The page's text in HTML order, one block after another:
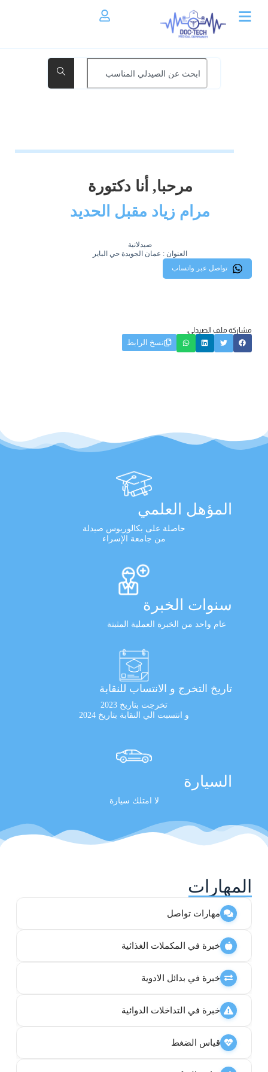
مرحبا, أنا دكتورة
مرام زياد مقبل الحديد
صيدلانية
العنوان : عمان الجويدة حي الباير
تواصل عبر واتساب
مشاركة ملف الصيدلي:
نسخ الرابط
المؤهل العلمي
حاصلة على بكالوريوس صيدلة
من جامعة الإسراء
سنوات الخبرة
عام واحد من الخبرة العملية المثبتة
تاريخ التخرج و الانتساب للنقابة
تخرجت بتاريخ 2023
و انتسبت الي النقابة بتاريخ 2024
السيارة
لا امتلك سيارة
المهارات
مهارات تواصل
خبرة في المكملات الغذائية
خبرة في بدائل الادوية
خبرة في التداخلات الدوائية
قياس الضغط